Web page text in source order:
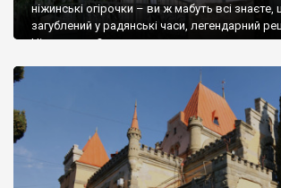
ніжинські огірочки – ви ж мабуть всі знаєте,
загублений у радянські часи, легендарний
Ніжин греки?